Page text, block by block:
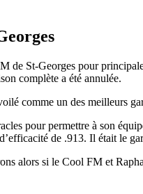
de St-Georges pour
complète a été annulée.
comme un des meilleurs
pour permettre à son
de .913. Il était le
alors si le Cool FM et